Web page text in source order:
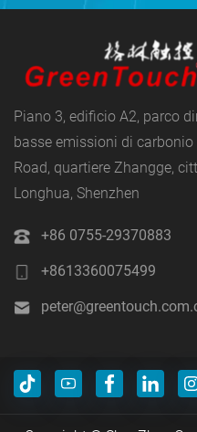
Piano 3, edificio A2, parco
basse emissioni di
Road, quartiere Zhangge,
Longhua, Shenzhen
+86 0755-29370883
+8613360075499